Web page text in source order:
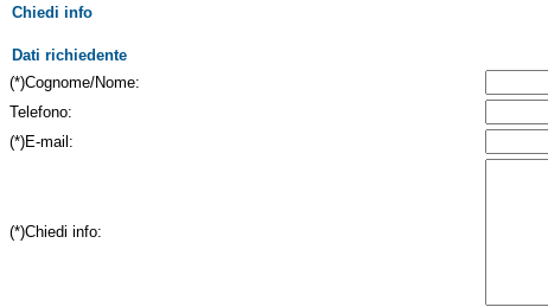
Chiedi info
Dati richiedente
(*)Cognome/Nome:
Telefono:
(*)E-mail:
(*)Chiedi info: